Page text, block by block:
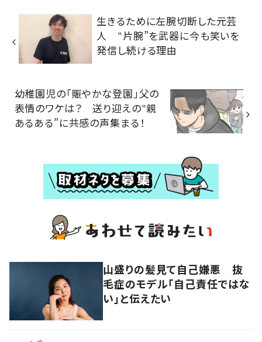
生きるために左腕切断した元芸
人 ‟片腕”を武器に今も笑いを
発信し続ける理由
幼稚園児の「賑やかな登園」父の
表情のワケは？ 送り迎えの‟親
あるある”に共感の声集まる！
山盛りの髪見て自己嫌悪 抜
毛症のモデル「自己責任ではな
い」と伝えたい